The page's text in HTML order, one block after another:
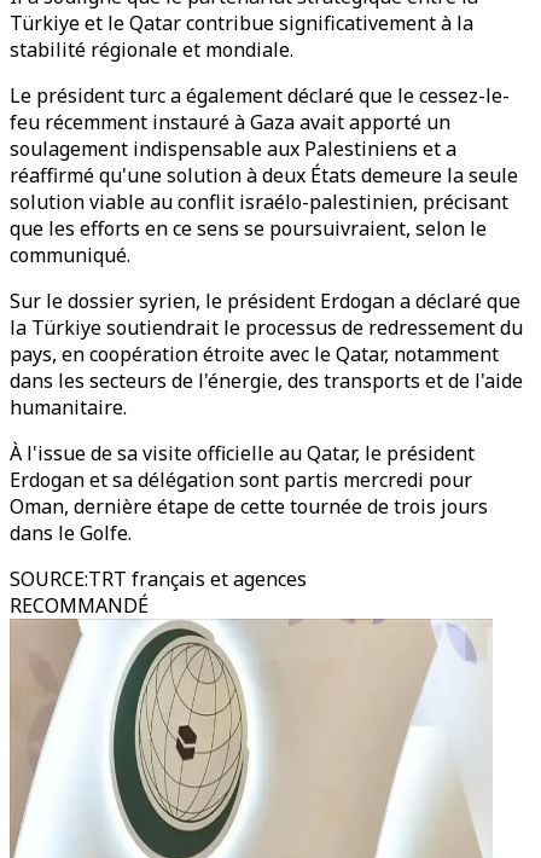
Türkiye et le Qatar contribue significativement à la
stabilité régionale et mondiale.
Le président turc a également déclaré que le cessez-le-
feu récemment instauré à Gaza avait apporté un
soulagement indispensable aux Palestiniens et a
réaffirmé qu'une solution à deux États demeure la seule
solution viable au conflit israélo-palestinien, précisant
que les efforts en ce sens se poursuivraient, selon le
communiqué.
Sur le dossier syrien, le président Erdogan a déclaré que
la Türkiye soutiendrait le processus de redressement du
pays, en coopération étroite avec le Qatar, notamment
dans les secteurs de l'énergie, des transports et de l'aide
humanitaire.
À l'issue de sa visite officielle au Qatar, le président
Erdogan et sa délégation sont partis mercredi pour
Oman, dernière étape de cette tournée de trois jours
dans le Golfe.
SOURCE:TRT français et agences
RECOMMANDÉ